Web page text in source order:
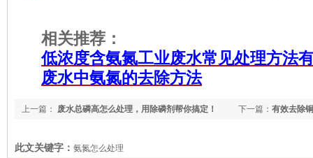
相关推荐：
低浓度含氨氮工业废水常见处理方法
废水中氨氮的去除方法
下一篇： 有效去除
上一篇： 废水总磷高怎么处理，用除磷剂帮你搞定！
此文关键字： 氨氮怎么处理